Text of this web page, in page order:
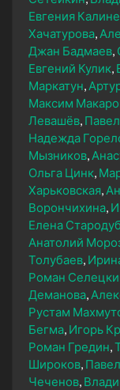
Евгения
Хачатурова
Джан Бадмаев
Евгений Кулик
Маркатун
Максим
Левашёв
Надежда
Мызников
Ольга Цинк
Харьковская
Ворончихина
Елена Стародуб
Анатолий
Толубаев
Роман
Деманова
Рустам
Бегма Игорь
Роман Гредин
Широков
Чеченов